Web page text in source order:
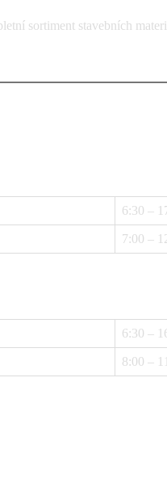
sortiment stavebních
6:30 –
7:00 –
6:30 –
8:00 –